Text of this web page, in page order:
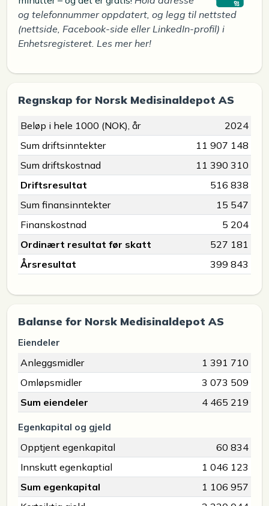
og telefonnummer oppdatert, og legg til nettsted
(nettside, Facebook-side eller LinkedIn-profil) i
Enhetsregisteret. Les mer her!
Regnskap for Norsk Medisinaldepot AS
Beløp i hele 1000 (NOK), år
2024
Sum driftsinntekter
11 907 148
Sum driftskostnad
11 390 310
Driftsresultat
516 838
Sum finansinntekter
15 547
Finanskostnad
5 204
Ordinært resultat før skatt
527 181
Årsresultat
399 843
Balanse for Norsk Medisinaldepot AS
Eiendeler
Anleggsmidler
1 391 710
Omløpsmidler
3 073 509
Sum eiendeler
4 465 219
Egenkapital og gjeld
Opptjent egenkapital
60 834
Innskutt egenkaptial
1 046 123
Sum egenkapital
1 106 957